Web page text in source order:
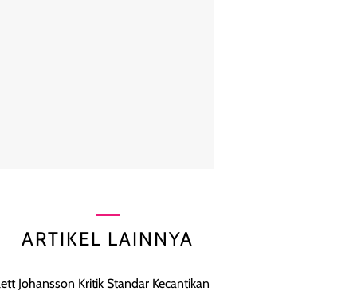
ARTIKEL LAINNYA
Johansson Kritik Standar Kecantikan